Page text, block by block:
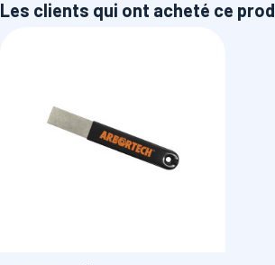
Les clients qui ont acheté ce